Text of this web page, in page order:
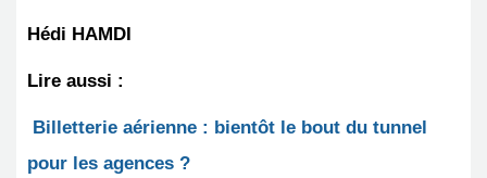
Hédi HAMDI
Lire aussi :
Billetterie aérienne : bientôt le bout du tunnel
pour les agences ?